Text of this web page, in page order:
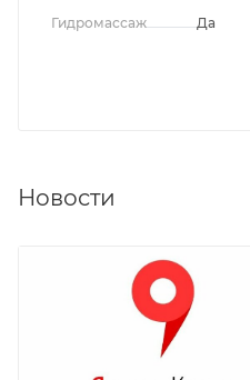
Гидромассаж Да
Новости